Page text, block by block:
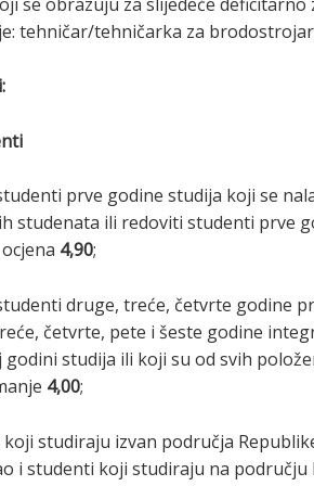
tehničar/tehničarka za
prve godine studija koji se
studenata ili redoviti studenti prve
4,90;
druge, treće, četvrte godine
četvrte, pete i šeste godine
studija ili koji su od svih
4,00;
studiraju izvan područja
i studenti koji studiraju na području